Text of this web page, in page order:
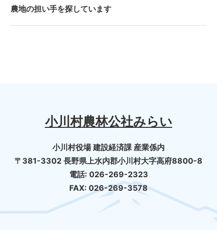
農地の担い手を探しています
小川村農林公社みらい
小川村役場 建設経済課 産業係内
〒381-3302 長野県上水内郡小川村大字高府8800-8
電話: 026-269-2323
FAX: 026-269-3578